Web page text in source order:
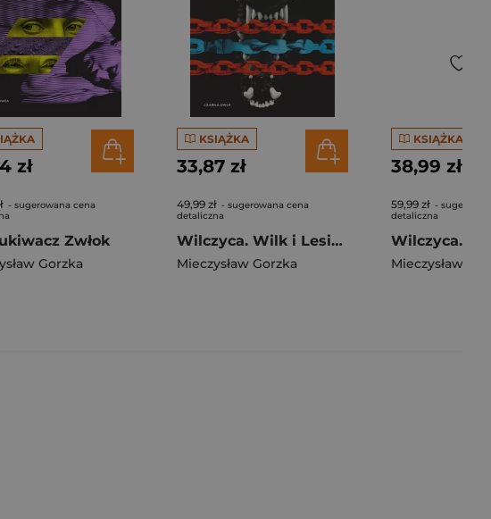
zł
- sugerowana cena
Zwłok
Gorzka
KSIĄŻKA
33,87 zł
49,99 zł - sugerowana cena
detaliczna
Wilczyca. Wilk i Lesiecki. Tom 2
Mieczysław Gorzka
KSIĄŻKA
38,99 zł
59,99 zł -
detaliczna
Mieczysław